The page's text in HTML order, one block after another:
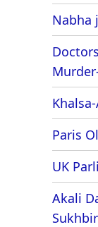
Nabha
Paris
UK
Akali